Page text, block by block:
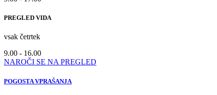
PREGLED VIDA
vsak četrtek
9.00 - 16.00
NAROČI SE NA PREGLED
POGOSTA VPRAŠANJA